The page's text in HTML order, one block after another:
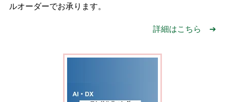
ルオーダーでお承ります。
詳細はこちら ➔